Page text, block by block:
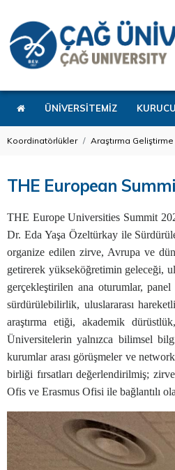
ÜNİVERSİTEMİZ
Koordinatörlükler Araştırma
THE European
THE Europe Universities Summit
Dr. Eda Yaşa Özeltürkay ile
organize edilen zirve, Avrupa ve
getirerek yükseköğretimin geleceği,
gerçekleştirilen ana oturumlar,
sürdürülebilirlik, uluslararası
araştırma etiği, akademik
Üniversitelerin yalnızca bilimsel
kurumlar arası görüşmeler ve
birliği fırsatları değerlendirilmiş;
Ofis ve Erasmus Ofisi ile bağlantılı